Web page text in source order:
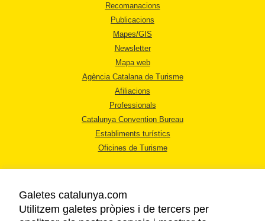
Recomanacions
Publicacions
Mapes/GIS
Newsletter
Mapa web
Agència Catalana de Turisme
Afiliacions
Professionals
Catalunya Convention Bureau
Establiments turístics
Oficines de Turisme
Galetes catalunya.com
Utilitzem galetes pròpies i de tercers per